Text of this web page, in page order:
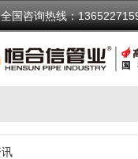
全国咨询热线：